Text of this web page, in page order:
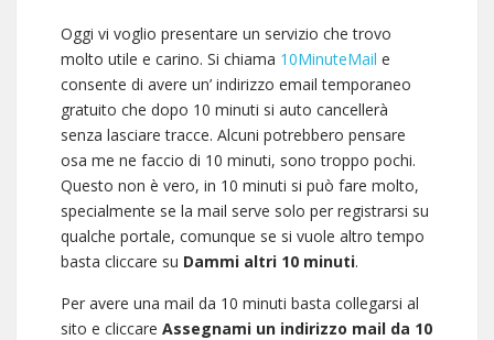
Oggi vi voglio presentare un servizio che trovo
molto utile e carino. Si chiama 10MinuteMail e
consente di avere un’ indirizzo email temporaneo
gratuito che dopo 10 minuti si auto cancellerà
senza lasciare tracce. Alcuni potrebbero pensare
osa me ne faccio di 10 minuti, sono troppo pochi.
Questo non è vero, in 10 minuti si può fare molto,
specialmente se la mail serve solo per registrarsi su
qualche portale, comunque se si vuole altro tempo
basta cliccare su Dammi altri 10 minuti.
Per avere una mail da 10 minuti basta collegarsi al
sito e cliccare Assegnami un indirizzo mail da 10